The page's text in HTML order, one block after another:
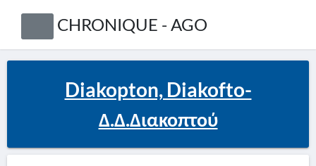
CHRONIQUE - AGO
Diakopton, Diakofto-
Δ.Δ.Διακοπτού